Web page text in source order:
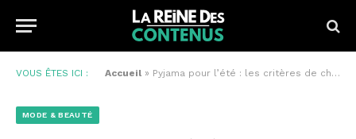
VOUS ÊTES ICI : Accueil » Pyjama pour l’été : les critères de choix
MODE & BEAUTÉ